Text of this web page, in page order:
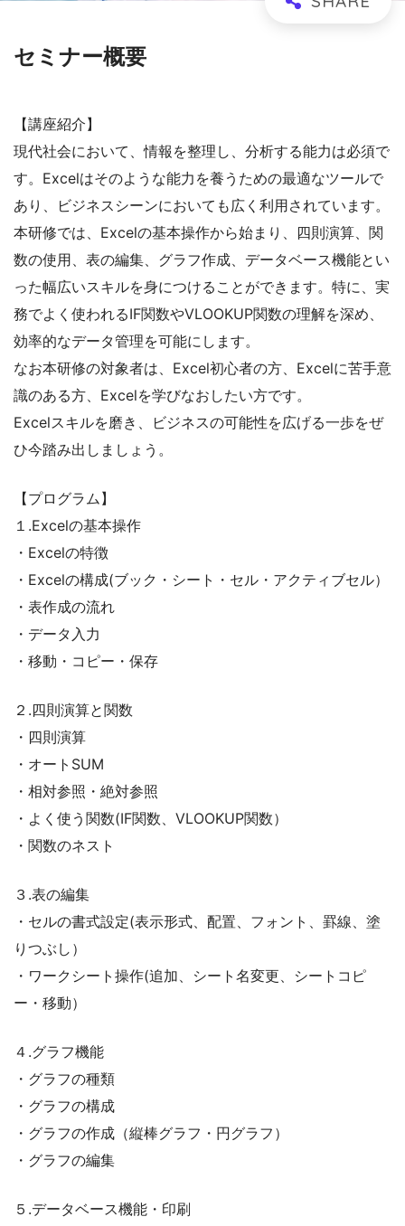
セミナー概要
【講座紹介】
現代社会において、情報を整理し、分析する能力は必須で
す。Excelはそのような能力を養うための最適なツールで
あり、ビジネスシーンにおいても広く利用されています。
本研修では、Excelの基本操作から始まり、四則演算、関
数の使用、表の編集、グラフ作成、データベース機能とい
った幅広いスキルを身につけることができます。特に、実
務でよく使われるIF関数やVLOOKUP関数の理解を深め、
効率的なデータ管理を可能にします。
なお本研修の対象者は、Excel初心者の方、Excelに苦手意
識のある方、Excelを学びなおしたい方です。
Excelスキルを磨き、ビジネスの可能性を広げる一歩をぜ
ひ今踏み出しましょう。
【プログラム】
１.Excelの基本操作
・Excelの特徴
・Excelの構成(ブック・シート・セル・アクティブセル）
・表作成の流れ
・データ入力
・移動・コピー・保存
２.四則演算と関数
・四則演算
・オートSUM
・相対参照・絶対参照
・よく使う関数(IF関数、VLOOKUP関数）
・関数のネスト
３.表の編集
・セルの書式設定(表示形式、配置、フォント、罫線、塗
りつぶし）
・ワークシート操作(追加、シート名変更、シートコピ
ー・移動）
４.グラフ機能
・グラフの種類
・グラフの構成
・グラフの作成（縦棒グラフ・円グラフ）
・グラフの編集
５.データベース機能・印刷